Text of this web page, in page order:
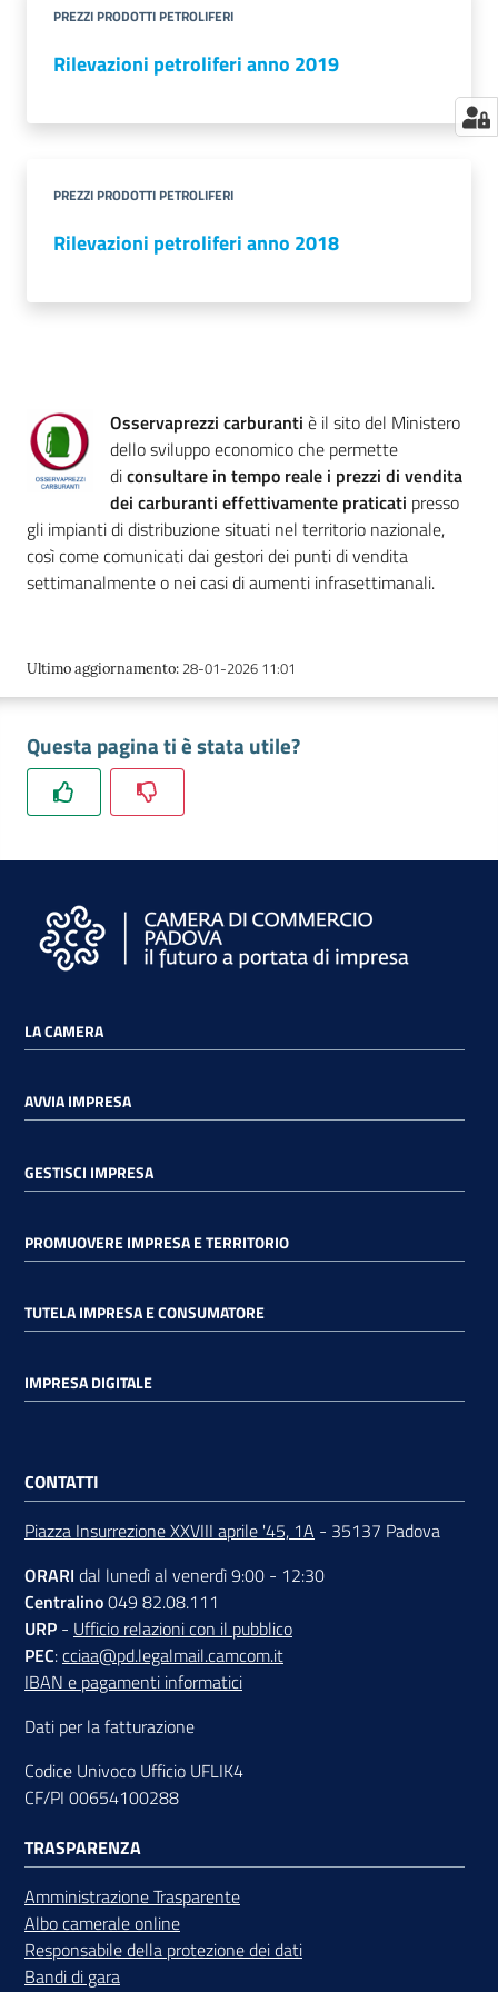
PREZZI PRODOTTI PETROLIFERI
Rilevazioni petroliferi anno 2019
PREZZI PRODOTTI PETROLIFERI
Rilevazioni petroliferi anno 2018
Osservaprezzi carburanti è il sito del Ministero
dello sviluppo economico che permette
diconsultare in tempo reale i prezzi di vendita
dei carburanti effettivamente praticati presso
gli impianti di distribuzione situati nel territorio nazionale,
così come comunicati dai gestori dei punti di vendita
settimanalmente o nei casi di aumenti infrasettimanali.
Ultimo aggiornamento: 28-01-2026 11:01
Questa pagina ti è stata utile?
LA CAMERA
AVVIA IMPRESA
GESTISCI IMPRESA
PROMUOVERE IMPRESA E TERRITORIO
TUTELA IMPRESA E CONSUMATORE
IMPRESA DIGITALE
CONTATTI
Piazza Insurrezione XXVIII aprile '45, 1A - 35137 Padova
ORARI dal lunedì al venerdì 9:00 - 12:30
Centralino049 82.08.111
URP - Ufficio relazioni con il pubblico
PEC:cciaa@pd.legalmail.camcom.it
IBAN e pagamenti informatici
Dati per la fatturazione
Codice Univoco Ufficio UFLIK4
CF/PI 00654100288
TRASPARENZA
Amministrazione Trasparente
Albo camerale online
Responsabile della protezione dei dati
Bandi di gara